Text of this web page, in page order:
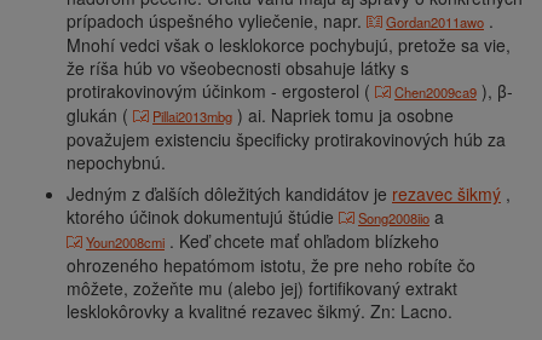
prípadoch úspešného vyliečenie, napr.
Gordan2011awo .
Mnohí vedci však o lesklokorce pochybujú, pretože sa vie,
že ríša húb vo všeobecnosti obsahuje látky s
protirakovinovým účinkom - ergosterol (
Chen2009ca9 ), β-
glukán (
Pillai2013mbg ) ai. Napriek tomu ja osobne
považujem existenciu špecificky protirakovinových húb za
nepochybnú.
Jedným z ďalších dôležitých kandidátov je rezavec šikmý ,
ktorého účinok dokumentujú štúdie
Song2008iio a
Youn2008cmi . Keď chcete mať ohľadom blízkeho
ohrozeného hepatómom istotu, že pre neho robíte čo
môžete, zožeňte mu (alebo jej) fortifikovaný extrakt
lesklokôrovky a kvalitné rezavec šikmý. Zn: Lacno.